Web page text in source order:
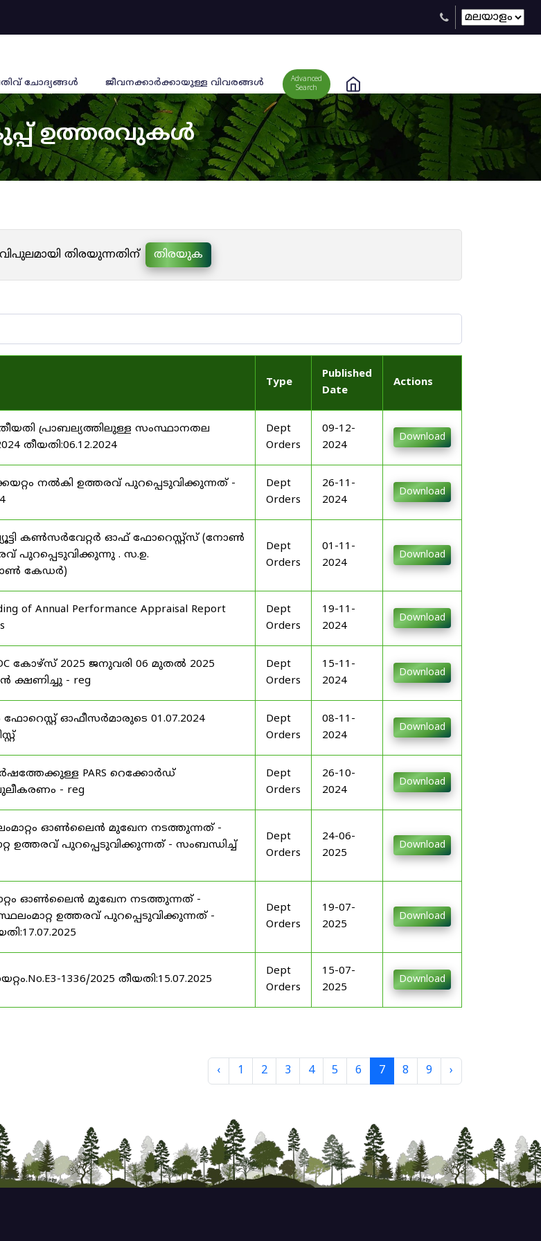
ചോദ്യങ്ങൾ ജീവനക്കാര്‍ക്കായുള്ള വിവരങ്ങള്‍
Advanced
Search
ഉത്തരവുകൾ
തിരയുന്നതിന് തിരയുക
Type
Published
Date
Actions
പ്രാബല്യത്തിലുള്ള സംസ്ഥാനതല
തീയതി:06.12.2024
Dept
Orders
09-12-
2024
Download
നൽകി ഉത്തരവ് പുറപ്പെടുവിക്കുന്നത് -
Dept
Orders
26-11-
2024
Download
കൺസർവേറ്റർ ഓഫ് ഫോറെസ്റ്റ്സ് (നോൺ
പുറപ്പെടുവിക്കുന്നു . സ.ഉ.
കേഡർ)
Dept
Orders
01-11-
2024
Download
of Annual Performance Appraisal Report
Dept
Orders
19-11-
2024
Download
കോഴ്‌സ് 2025 ജനുവരി 06 മുതൽ 2025
- reg
Dept
Orders
15-11-
2024
Download
ഓഫീസർമാരുടെ 01.07.2024
Dept
Orders
08-11-
2024
Download
PARS റെക്കോർഡ്
- reg
Dept
Orders
26-10-
2024
Download
ഓൺലൈൻ മുഖേന നടത്തുന്നത് -
പുറപ്പെടുവിക്കുന്നത് - സംബന്ധിച്ച്
Dept
Orders
24-06-
2025
Download
മാറ്റം ഓൺലൈൻ മുഖേന നടത്തുന്നത് -
ഉത്തരവ് പുറപ്പെടുവിക്കുന്നത് -
Dept
Orders
19-07-
2025
Download
1336/2025 തീയതി:15.07.2025
Dept
Orders
15-07-
2025
Download
‹ 1 2 3 4 5 6 7 8 9 ›